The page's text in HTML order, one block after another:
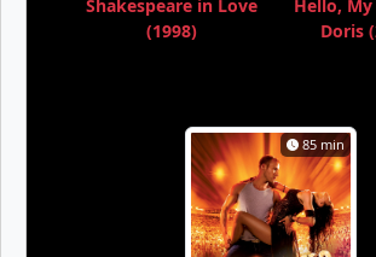
Shakespeare in Love
(1998)
Hello,
Doris
85 min